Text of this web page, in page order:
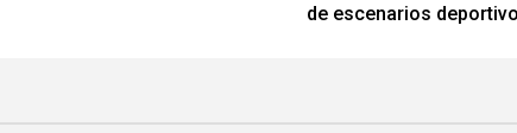
de escenarios